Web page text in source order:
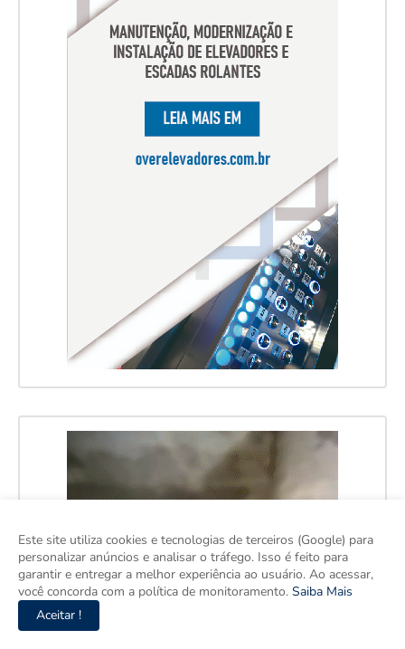
Este site utiliza cookies e tecnologias de terceiros (Google) para
personalizar anúncios e analisar o tráfego. Isso é feito para
garantir e entregar a melhor experiência ao usuário. Ao acessar,
você concorda com a política de monitoramento. Saiba Mais
Aceitar !